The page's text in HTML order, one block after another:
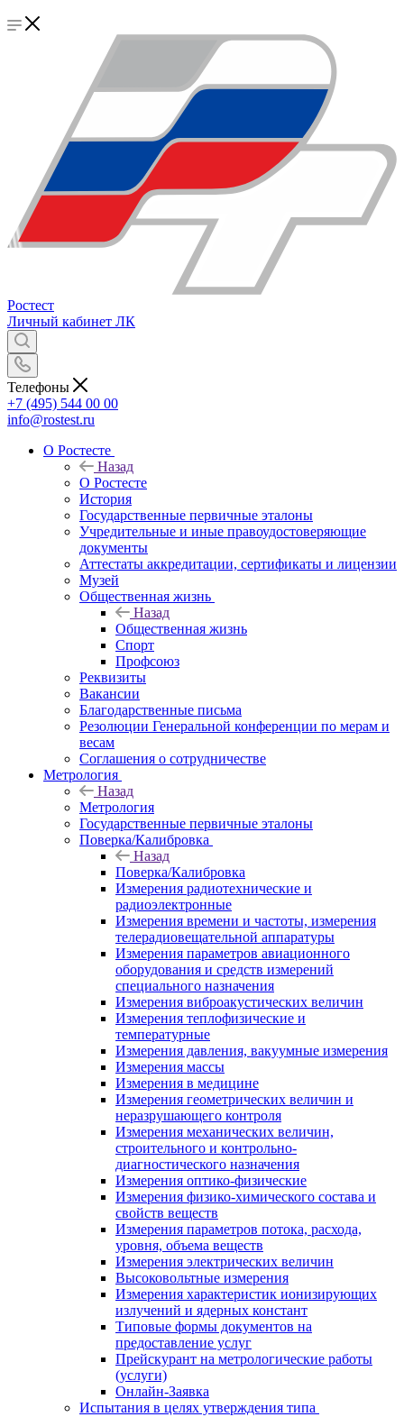
Ростест
Личный кабинет ЛК
Телефоны
+7 (495) 544 00 00
info@rostest.ru
О Ростесте
Назад
О Ростесте
История
Государственные первичные эталоны
Учредительные и иные правоудостоверяющие
документы
Аттестаты аккредитации, сертификаты и лицензии
Музей
Общественная жизнь
Назад
Общественная жизнь
Спорт
Профсоюз
Реквизиты
Вакансии
Благодарственные письма
Резолюции Генеральной конференции по мерам и
весам
Соглашения о сотрудничестве
Метрология
Назад
Метрология
Государственные первичные эталоны
Поверка/Калибровка
Назад
Поверка/Калибровка
Измерения радиотехнические и
радиоэлектронные
Измерения времени и частоты, измерения
телерадиовещательной аппаратуры
Измерения параметров авиационного
оборудования и средств измерений
специального назначения
Измерения виброакустических величин
Измерения теплофизические и
температурные
Измерения давления, вакуумные измерения
Измерения массы
Измерения в медицине
Измерения геометрических величин и
неразрушающего контроля
Измерения механических величин,
строительного и контрольно-
диагностического назначения
Измерения оптико-физические
Измерения физико-химического состава и
свойств веществ
Измерения параметров потока, расхода,
уровня, объема веществ
Измерения электрических величин
Высоковольтные измерения
Измерения характеристик ионизирующих
излучений и ядерных констант
Типовые формы документов на
предоставление услуг
Прейскурант на метрологические работы
(услуги)
Онлайн-Заявка
Испытания в целях утверждения типа